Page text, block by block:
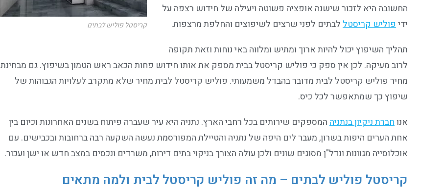
קריסטל פוליש לבתים
החשובה היא לזכור שישנה אופציה פשוטה ויעילה של חידוש רצפה על
ידיפוליש קריסטללבתים לפני שרצים לשיפוצים והחלפת מרצפות.
תהליך השיפוץ יכול להיות ארוך ומתיש ומלווה באי נוחות וזאת תקופה
לרוב מעיקה. לכן אין ספק כי פוליש קריסטל בבית מספק את אותו חידוש פחות הכאב ראש הטמון בשיפוץ. גם מבחינת
מחיר פוליש קריסטל לבית מדובר בהבדל משמעותי. פוליש קריסטל לבית מחיר שלא מתקרב לעלויות הגבוהות של
שיפוץ כך שמתאפשר לכל כיס.
אנוחברת ניקיון בנתניההמספקים שירותים בכל רחבי הארץ. נתניה היא עיר שעברה פיתוח בשנים האחרונות וכיום בין
אחת הערים היפות בשרון, מעבר לים היפה של נתניה והטיילת המפורסמת נעשה השקעה רבה ברחובות ובכבישים. עם
אוכלוסייה מגוונות ונדל"ן מסוגים שונים ולכן עולה הצורך בניקוי בתים דירות, משרדים ונכסים במצב חדש או ישן ועכור.
קריסטל פוליש לבתים – מה זה פוליש קריסטל לבית ולמה מתאים